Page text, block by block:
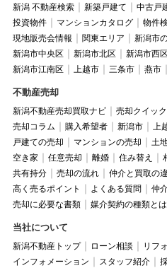
新潟 不動産検索 新築戸建て 中古戸
投資物件
マンションカタログ 物件
現地販売会情報
関東エリア 新潟市
新潟市中央区
新潟市北区 新潟市西
新潟市江南区
上越市 三条市 燕市
不動産売却
新潟不動産売却買取ナビ 売却クイッ
売却コラム
購入希望者 新潟市 上
戸建ての売却
マンションの売却 土
空き家
任意売却 離婚 住み替え
共有持分
売却の流れ 仲介と買取の
高く売るポイント
よくある質問
仲
売却に必要な書類
媒介契約の種類とは
当社について
新潟不動産トップ ローン相談 リフ
インフォメーション
スタッフ紹介